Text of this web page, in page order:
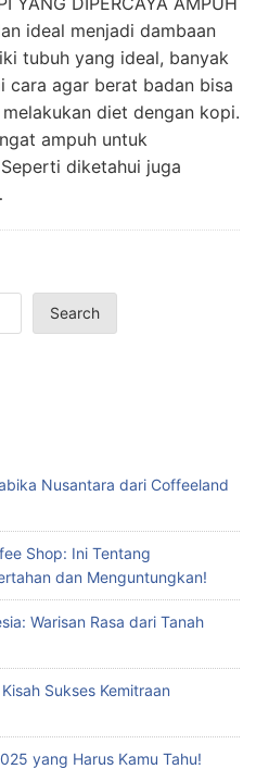
ideal menjadi dambaan
tubuh yang ideal, banyak
cara agar berat badan bisa
diet dengan kopi.
ampuh untuk
diketahui juga
Search
Nusantara dari Coffeeland
Shop: Ini Tentang
dan Menguntungkan!
Warisan Rasa dari Tanah
Sukses Kemitraan
yang Harus Kamu Tahu!